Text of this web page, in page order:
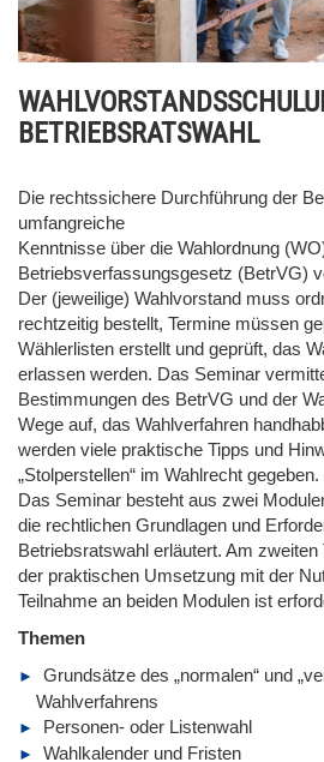
BETRIEBSRATSWAHL
Die rechtssichere Durchführung der
umfangreiche
Kenntnisse über die Wahlordnung
Betriebsverfassungsgesetz (BetrVG)
Der (jeweilige) Wahlvorstand muss
rechtzeitig bestellt, Termine müssen
Wählerlisten erstellt und geprüft, das
erlassen werden. Das Seminar
Bestimmungen des BetrVG und der
Wege auf, das Wahlverfahren
werden viele praktische Tipps und
„Stolperstellen“ im Wahlrecht gegeben.
Das Seminar besteht aus zwei
die rechtlichen Grundlagen und
Betriebsratswahl erläutert. Am zweiten
der praktischen Umsetzung mit der
Teilnahme an beiden Modulen ist
Themen
Grundsätze des „normalen“ und
Wahlverfahrens
Personen- oder Listenwahl
Wahlkalender und Fristen